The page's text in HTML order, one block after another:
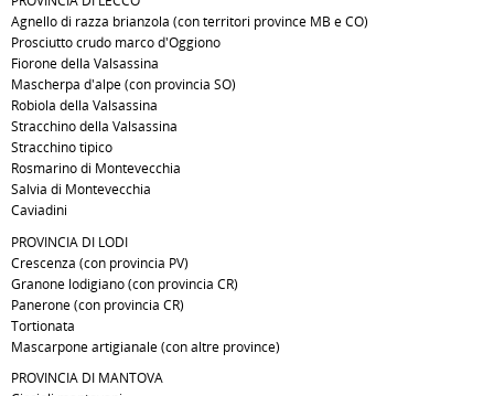
Agnello di razza brianzola (con territori province MB e CO)
Prosciutto crudo marco d'Oggiono
Fiorone della Valsassina
Mascherpa d'alpe (con provincia SO)
Robiola della Valsassina
Stracchino della Valsassina
Stracchino tipico
Rosmarino di Montevecchia
Salvia di Montevecchia
Caviadini
PROVINCIA DI LODI
Crescenza (con provincia PV)
Granone lodigiano (con provincia CR)
Panerone (con provincia CR)
Tortionata
Mascarpone artigianale (con altre province)
PROVINCIA DI MANTOVA